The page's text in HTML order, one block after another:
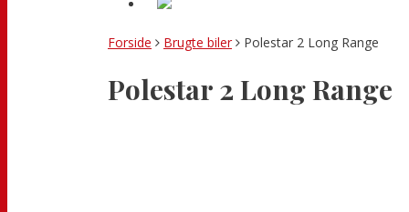
Forside Brugte biler Polestar 2 Long Range
Polestar 2 Long Range